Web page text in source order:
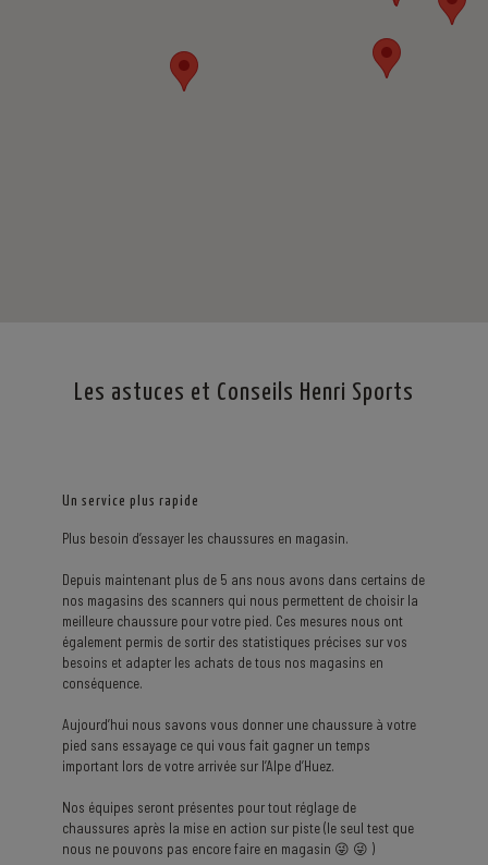
Les astuces et Conseils Henri Sports
Un service plus rapide
Plus besoin d’essayer les chaussures en magasin.
Depuis maintenant plus de 5 ans nous avons dans certains de
nos magasins des scanners qui nous permettent de choisir la
meilleure chaussure pour votre pied. Ces mesures nous ont
également permis de sortir des statistiques précises sur vos
besoins et adapter les achats de tous nos magasins en
conséquence.
Aujourd’hui nous savons vous donner une chaussure à votre
pied sans essayage ce qui vous fait gagner un temps
important lors de votre arrivée sur l’Alpe d’Huez.
Nos équipes seront présentes pour tout réglage de
chaussures après la mise en action sur piste (le seul test que
nous ne pouvons pas encore faire en magasin 😜 😜 )